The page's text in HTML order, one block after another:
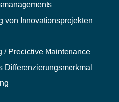
von Innovationsprojekten
/ Predictive Maintenance
Differenzierungsmerkmal